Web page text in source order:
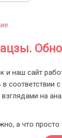
и наш сайт
соответствии
на
а что